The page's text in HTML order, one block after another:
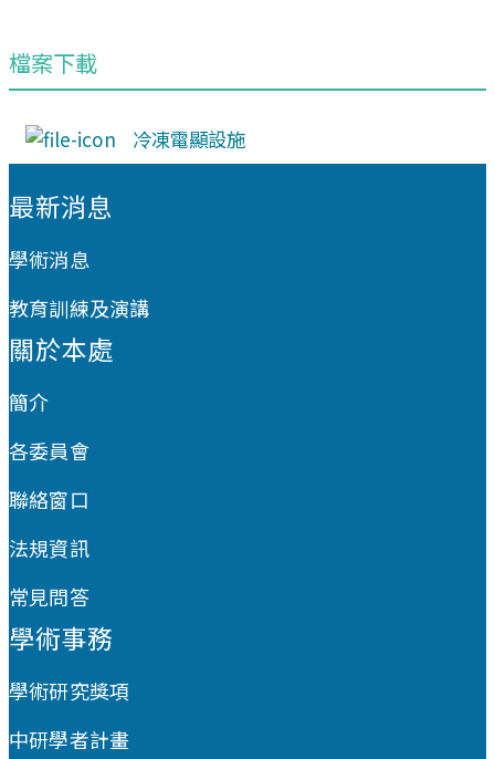
檔案下載
冷凍電顯設施
最新消息
學術消息
教育訓練及演講
關於本處
簡介
各委員會
聯絡窗口
法規資訊
常見問答
學術事務
學術研究獎項
中研學者計畫